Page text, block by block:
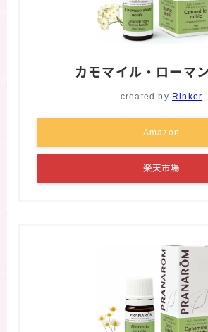
カモマイル・ロー
created by Rinker
Amazon
楽天市場